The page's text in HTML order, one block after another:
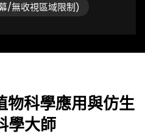
/無收視區域限制)
物科學應用與仿生
學大師